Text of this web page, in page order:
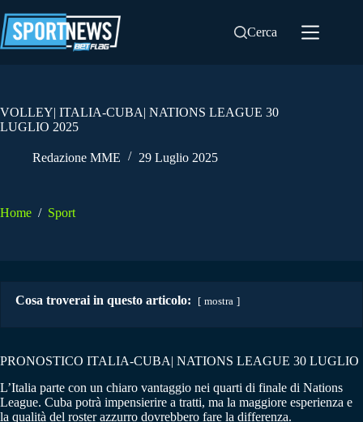
al
contenuto
Cerca
VOLLEY| ITALIA-CUBA| NATIONS LEAGUE 30
LUGLIO 2025
Redazione MME 29 Luglio 2025
Home / Sport
Cosa troverai in questo articolo: mostra
PRONOSTICO ITALIA-CUBA| NATIONS LEAGUE 30 LUGLIO
L’Italia parte con un chiaro vantaggio nei quarti di finale di Nations
League. Cuba potrà impensierire a tratti, ma la maggiore esperienza e
la qualità del roster azzurro dovrebbero fare la differenza.